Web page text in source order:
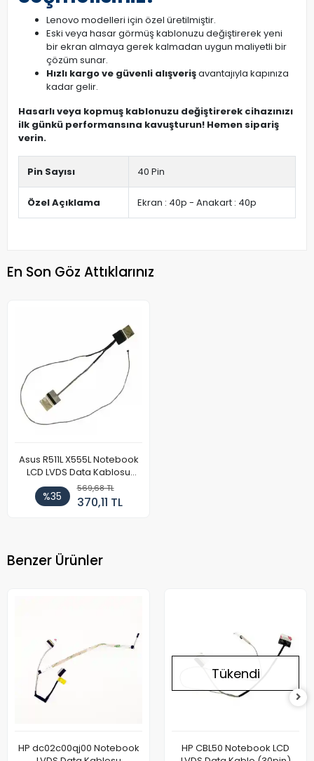
Lenovo modelleri için özel üretilmiştir.
Eski veya hasar görmüş kablonuzu değiştirerek yeni
bir ekran almaya gerek kalmadan uygun maliyetli bir
çözüm sunar.
Hızlı kargo ve güvenli alışverişavantajıyla kapınıza
kadar gelir.
Hasarlı veya kopmuş kablonuzu değiştirerek cihazınızı
ilk günkü performansına kavuşturun! Hemen sipariş
verin.
Pin Sayısı 40 Pin
Özel Açıklama Ekran : 40p - Anakart : 40p
En Son Göz Attıklarınız
Asus R511L X555L Notebook
LCD LVDS Data Kablosu
(Model 2)
%35
569,68 TL
370,11 TL
Benzer Ürünler
HP dc02c00qj00 Notebook
Tükendi
HP CBL50 Notebook LCD